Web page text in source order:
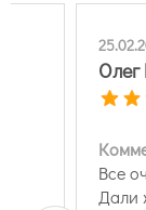
Олег
Все
Дали